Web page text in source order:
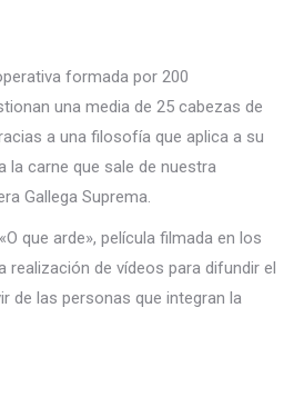
formada por 200
una media de 25 cabezas de
a una filosofía que aplica a su
la carne que sale de nuestra
Gallega Suprema.
que arde», película filmada en los
realización de vídeos para difundir el
de las personas que integran la